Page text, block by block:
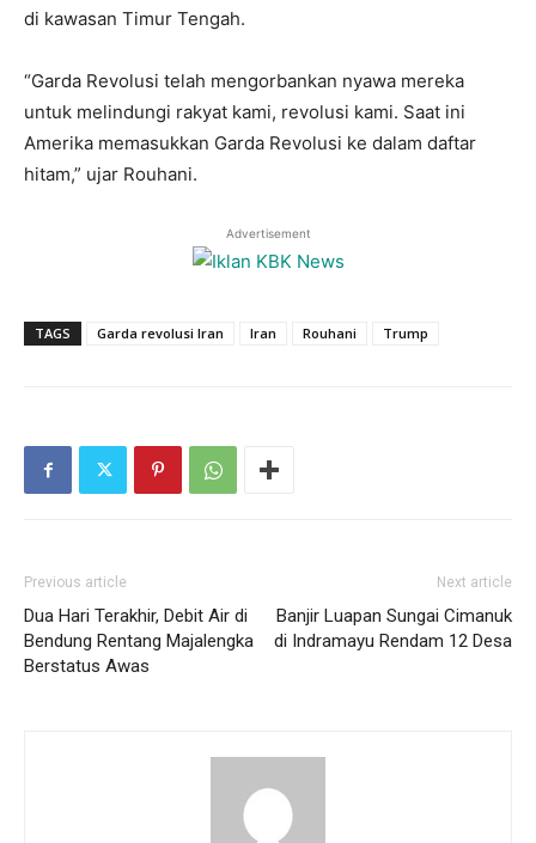
di kawasan Timur Tengah.
“Garda Revolusi telah mengorbankan nyawa mereka
untuk melindungi rakyat kami, revolusi kami. Saat ini
Amerika memasukkan Garda Revolusi ke dalam daftar
hitam,” ujar Rouhani.
Advertisement
TAGS Garda revolusi Iran Iran Rouhani Trump
Previous article
Dua Hari Terakhir, Debit Air di
Bendung Rentang Majalengka
Berstatus Awas
Next article
Banjir Luapan Sungai Cimanuk
di Indramayu Rendam 12 Desa